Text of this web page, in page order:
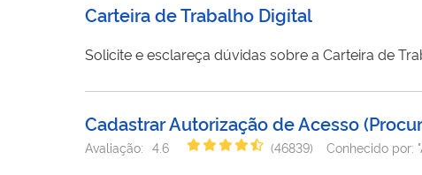
Carteira de Trabalho Digital
Solicite e esclareça dúvidas sobre a Carteira de
Cadastrar Autorização de Acesso
Avaliação: 4.6 (46839) Conhecido por: